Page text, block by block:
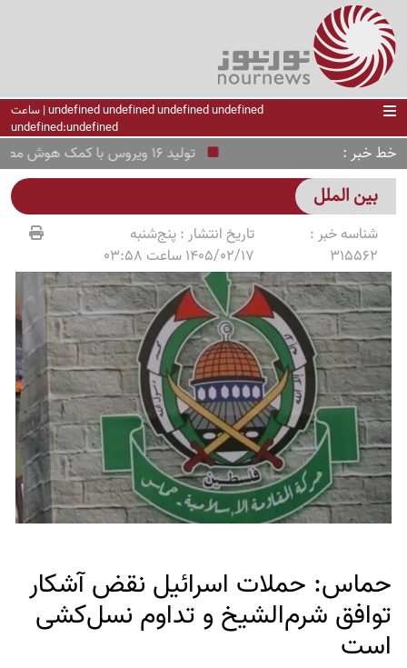
undefined undefined undefined undefined | ساعت
undefined:undefined
خط خبر تولید 16 ویروس با کمک هوش مصنوعی!
بین الملل
شناسه خبر :
315562
تاریخ انتشار :پنج‌شنبه
1405/02/17 ساعت 03:58
حماس: حملات اسرائیل نقض آشکار
توافق شرم‌الشیخ و تداوم نسل‌کشی
است